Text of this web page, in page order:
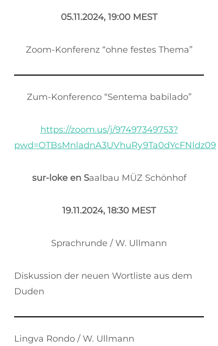
05.11.2024, 19:00 MEST
Zoom-Konferenz “ohne festes Thema”
Zum-Konferenco “Sentema babilado”
https://zoom.us/j/97497349753?
pwd=OTBsMnladnA3UVhuRy9Ta0dYcFNldz09
sur-loke en Saalbau MÜZ Schönhof
19.11.2024, 18:30 MEST
Sprachrunde / W. Ullmann
Diskussion der neuen Wortliste aus dem
Duden
Lingva Rondo / W. Ullmann